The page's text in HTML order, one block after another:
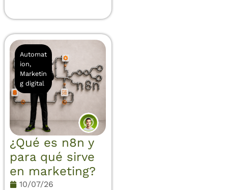
Automat
ion,
Marketin
g digital
¿Qué es n8n y
para qué sirve
en marketing?
10/07/26